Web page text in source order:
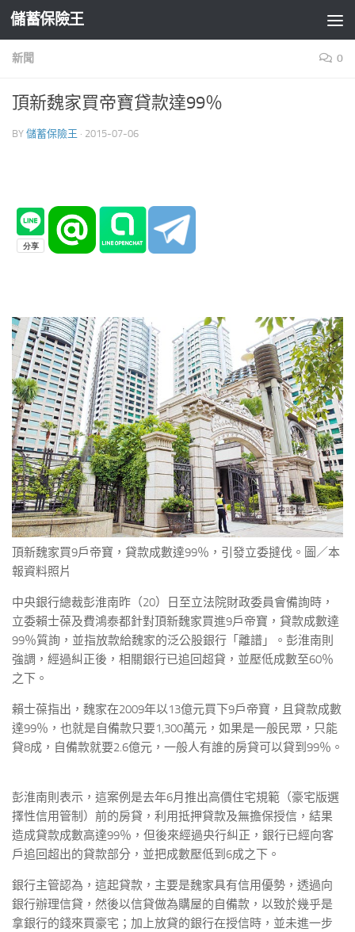
Skip to content
儲蓄保險王
新聞 0
頂新魏家買帝寶貸款達99％
BY 儲蓄保險王 · 2015-07-06
頂新魏家買9戶帝寶，貸款成數達99％，引發立委撻伐。圖／本
報資料照片
中央銀行總裁彭淮南昨（20）日至立法院財政委員會備詢時，
立委賴士葆及費鴻泰都針對頂新魏家買進9戶帝寶，貸款成數達
99％質詢，並指放款給魏家的泛公股銀行「離譜」。彭淮南則
強調，經過糾正後，相關銀行已追回超貸，並壓低成數至60％
之下。
賴士葆指出，魏家在2009年以13億元買下9戶帝寶，且貸款成數
達99％，也就是自備款只要1,300萬元，如果是一般民眾，只能
貸8成，自備款就要2.6億元，一般人有誰的房貸可以貸到99％。
彭淮南則表示，這案例是去年6月推出高價住宅規範（豪宅版選
擇性信用管制）前的房貸，利用抵押貸款及無擔保授信，結果
造成貸款成數高達99％，但後來經過央行糾正，銀行已經向客
戶追回超出的貸款部分，並把成數壓低到6成之下。
銀行主管認為，這起貸款，主要是魏家具有信用優勢，透過向
銀行辦理信貸，然後以信貸做為購屋的自備款，以致於幾乎是
拿銀行的錢來買豪宅；加上放貸的銀行在授信時，並未進一步